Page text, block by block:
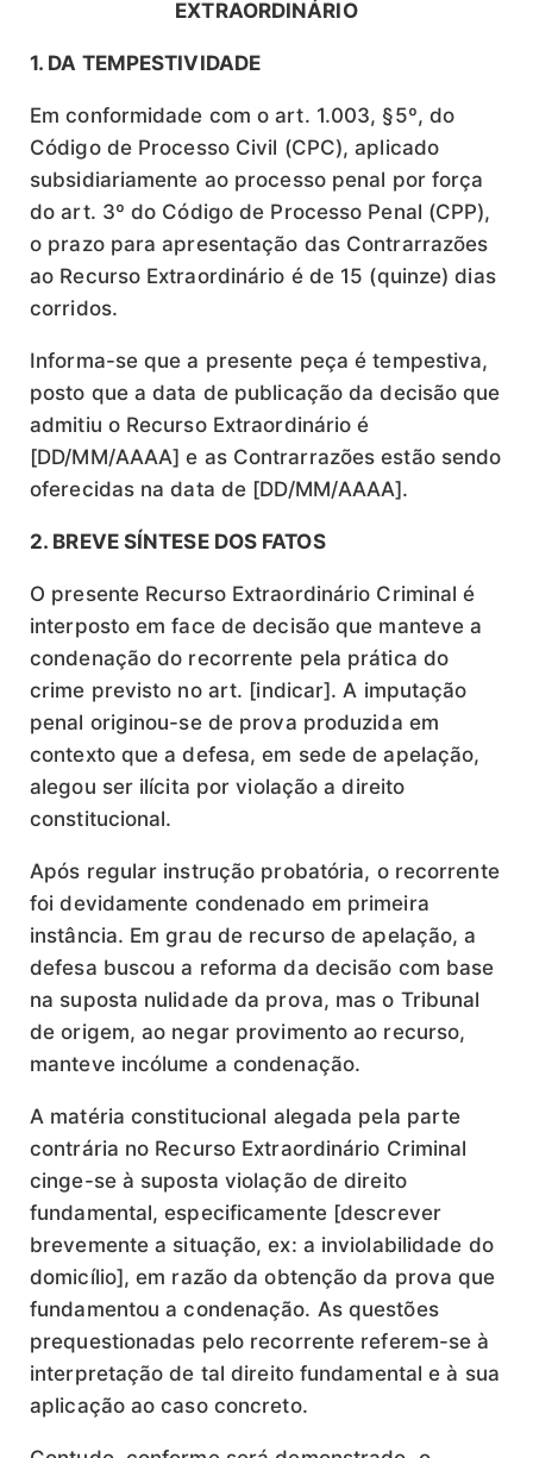
EXTRAORDINÁRIO
1. DA TEMPESTIVIDADE
Em conformidade com o art. 1.003, §5º, do
Código de Processo Civil (CPC), aplicado
subsidiariamente ao processo penal por força
do art. 3º do Código de Processo Penal (CPP),
o prazo para apresentação das Contrarrazões
ao Recurso Extraordinário é de 15 (quinze) dias
corridos.
Informa-se que a presente peça é tempestiva,
posto que a data de publicação da decisão que
admitiu o Recurso Extraordinário é
[DD/MM/AAAA] e as Contrarrazões estão sendo
oferecidas na data de [DD/MM/AAAA].
2. BREVE SÍNTESE DOS FATOS
O presente Recurso Extraordinário Criminal é
interposto em face de decisão que manteve a
condenação do recorrente pela prática do
crime previsto no art. [indicar]. A imputação
penal originou-se de prova produzida em
contexto que a defesa, em sede de apelação,
alegou ser ilícita por violação a direito
constitucional.
Após regular instrução probatória, o recorrente
foi devidamente condenado em primeira
instância. Em grau de recurso de apelação, a
defesa buscou a reforma da decisão com base
na suposta nulidade da prova, mas o Tribunal
de origem, ao negar provimento ao recurso,
manteve incólume a condenação.
A matéria constitucional alegada pela parte
contrária no Recurso Extraordinário Criminal
cinge-se à suposta violação de direito
fundamental, especificamente [descrever
brevemente a situação, ex: a inviolabilidade do
domicílio], em razão da obtenção da prova que
fundamentou a condenação. As questões
prequestionadas pelo recorrente referem-se à
interpretação de tal direito fundamental e à sua
aplicação ao caso concreto.